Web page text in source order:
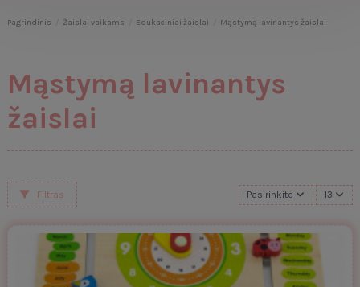
Pagrindinis Žaislai vaikams Edukaciniai žaislai Mąstymą lavinantys žaislai
Mąstymą lavinantys
žaislai
Filtras Pasirinkite 13